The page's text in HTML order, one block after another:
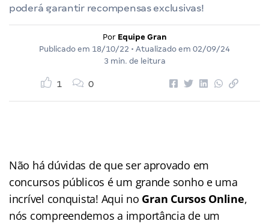
poderá garantir recompensas exclusivas!
Por Equipe Gran
Publicado em 18/10/22 • Atualizado em 02/09/24
3 min. de leitura
1 0
Não há dúvidas de que ser aprovado em
concursos públicos é um grande sonho e uma
incrível conquista! Aqui no Gran Cursos Online,
nós compreendemos a importância de um